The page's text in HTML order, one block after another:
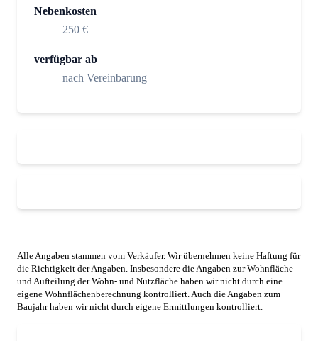
Nebenkosten
250 €
verfügbar ab
nach Vereinbarung
Alle Angaben stammen vom Verkäufer. Wir übernehmen keine Haftung für
die Richtigkeit der Angaben. Insbesondere die Angaben zur Wohnfläche
und Aufteilung der Wohn- und Nutzfläche haben wir nicht durch eine
eigene Wohnflächenberechnung kontrolliert. Auch die Angaben zum
Baujahr haben wir nicht durch eigene Ermittlungen kontrolliert.